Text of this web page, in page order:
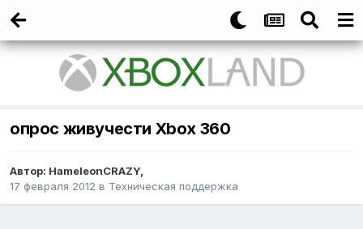
опрос живучести Xbox 360
Автор: HameleonCRAZY,
17 февраля 2012 в Техническая поддержка